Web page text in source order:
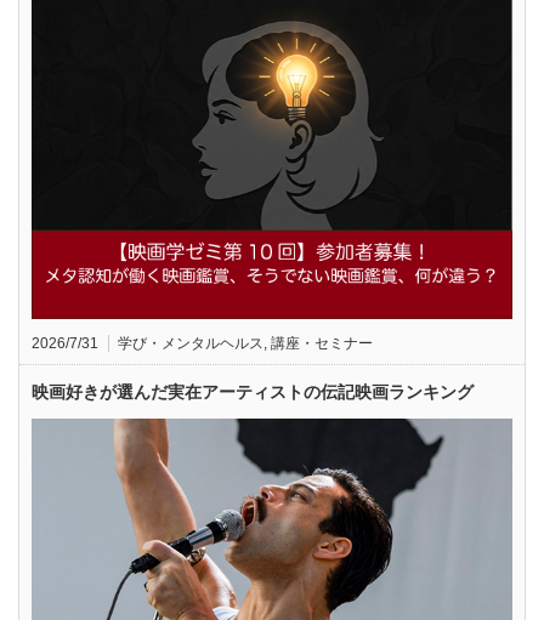
2026/7/31 学び・メンタルヘルス 講座・セミナー
映画好きが選んだ実在アーティストの伝記映画ランキング